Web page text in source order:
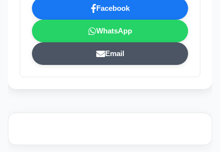
Facebook
WhatsApp
Email